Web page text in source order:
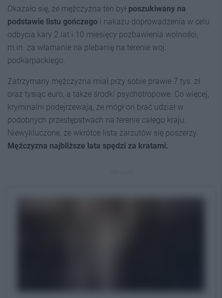
Okazało się, że mężczyzna ten był poszukiwany na
podstawie listu gończego i nakazu doprowadzenia w celu
odbycia kary 2 lat i 10 miesięcy pozbawienia wolności,
m.in. za włamanie na plebanię na terenie woj.
podkarpackiego.
Zatrzymany mężczyzna miał przy sobie prawie 7 tys. zł
oraz tysiąc euro, a także środki psychotropowe. Co więcej,
kryminalni podejrzewają, że mógł on brać udział w
podobnych przestępstwach na terenie całego kraju.
Niewykluczone, że wkrótce lista zarzutów się poszerzy.
Mężczyzna najbliższe lata spędzi za kratami.